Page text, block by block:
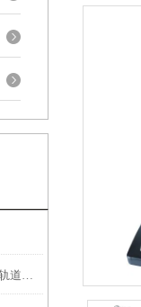
墨玉高精度电子称*吉木萨尔轨道衡*泽普200T吊秤